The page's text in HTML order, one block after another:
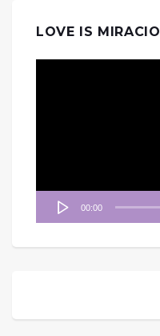
LOVE IS MIRACIO
00:00